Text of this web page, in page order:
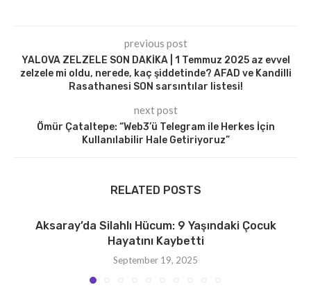
previous post
YALOVA ZELZELE SON DAKİKA | 1 Temmuz 2025 az evvel
zelzele mi oldu, nerede, kaç şiddetinde? AFAD ve Kandilli
Rasathanesi SON sarsıntılar listesi!
next post
Ömür Çataltepe: “Web3’ü Telegram ile Herkes İçin
Kullanılabilir Hale Getiriyoruz”
RELATED POSTS
Aksaray’da Silahlı Hücum: 9 Yaşındaki Çocuk
Hayatını Kaybetti
September 19, 2025